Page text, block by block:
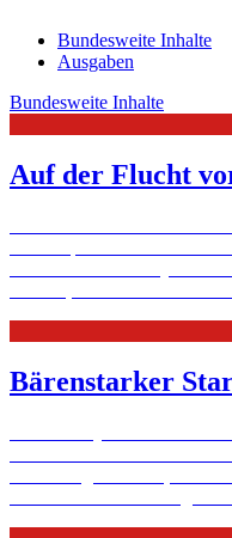
Bundesweite Inhalte
Ausgaben
Bundesweite Inhalte
Auf der Flucht
Bärenstarker